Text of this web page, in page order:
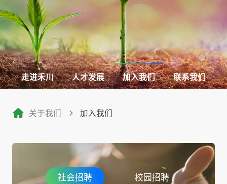
走进禾川 人才发展 加入我们 联系我们
关于我们 加入我们
社会招聘 校园招聘